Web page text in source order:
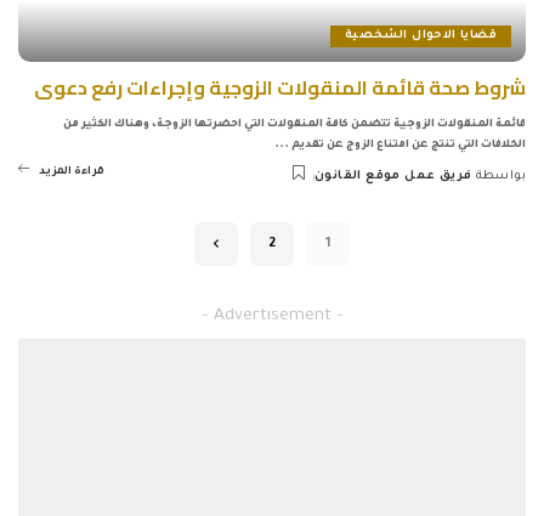
قضايا الاحوال الشخصية
شروط صحة قائمة المنقولات الزوجية وإجراءات رفع دعوى
قائمة المنقولات الزوجية تتضمن كافة المنقولات التي احضرتها الزوجة، وهناك الكثير من
الخلافات التي تنتج عن امتناع الزوج عن تقديم ...
بواسطة فريق عمل موقع القانون قراءة المزيد
1
2
– Advertisement –